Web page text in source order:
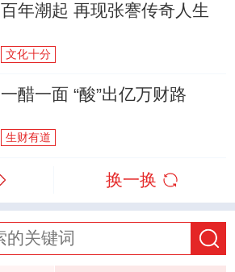
百年潮起 再现张謇传奇人生
文化十分
一醋一面 “酸”出亿万财路
生财有道
换一换